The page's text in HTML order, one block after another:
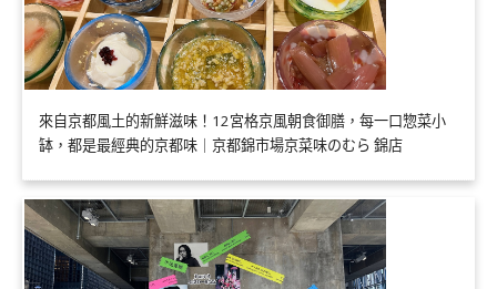
來自京都風土的新鮮滋味！12宮格京風朝食御膳，每一口惣菜小
缽，都是最經典的京都味｜京都錦市場京菜味のむら 錦店